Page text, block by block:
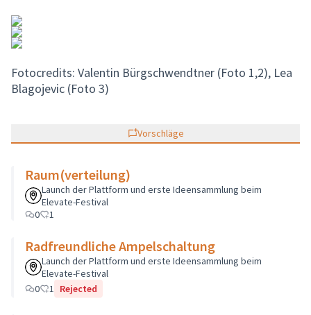
Fotocredits: Valentin Bürgschwendtner (Foto 1,2), Lea
Blagojevic (Foto 3)
Vorschläge
Raum(verteilung)
Launch der Plattform und erste Ideensammlung beim
Elevate-Festival
0
1
Radfreundliche Ampelschaltung
Launch der Plattform und erste Ideensammlung beim
Elevate-Festival
0
1 Rejected